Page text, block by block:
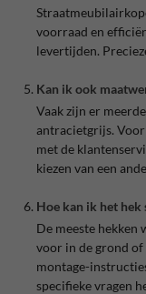
voorraad en
levertijden.
Kan ik ook
Vaak zijn er
antracietgrijs. Voor
met de
kiezen van een
Hoe kan ik het hek
De meeste hekken
voor in de grond of
montage-
specifieke vragen